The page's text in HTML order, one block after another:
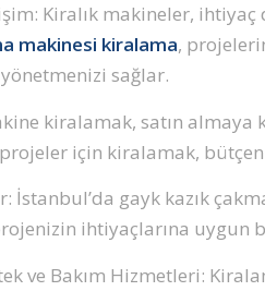
Kiralık makineler,
makinesi kiralama,
sağlar.
kiralamak, satın
için kiralamak,
İstanbul’da gayk kazık
ihtiyaçlarına uygun
ve Bakım Hizmetleri: